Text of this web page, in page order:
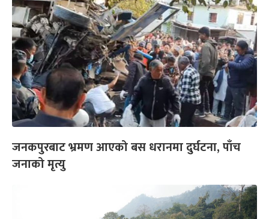
जनकपुरबाट भ्रमण आएको बस धरानमा दुर्घटना, पाँच
जनाको मृत्यु